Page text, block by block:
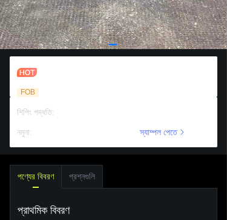
FOB
শিপিং পদ্ধতি:
নমুনা: স্যাম্পল পেতে
পণ্যের বিবরণ প্রশ্নগুলি
প্রাথমিক বিবরণ